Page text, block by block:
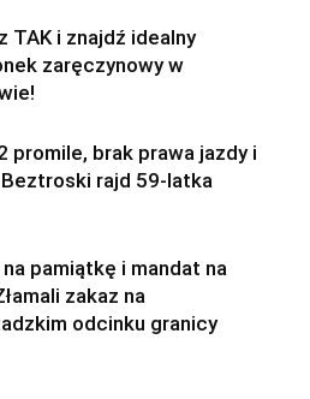
TAK i znajdź idealny
zaręczynowy w
promile, brak prawa jazdy i
rajd 59-latka
pamiątkę i mandat na
zakaz na
odcinku granicy